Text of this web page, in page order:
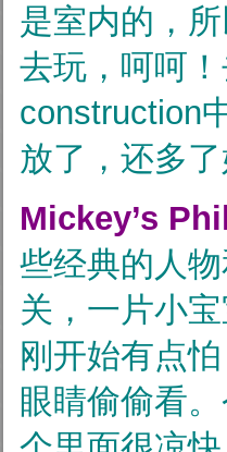
是室内的，
去玩，呵呵
construction
放了，还多
Mickey’s
些经典的人
关，一片小
刚开始有点
眼睛偷偷看